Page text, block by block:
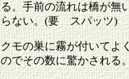
る。手前の流れは橋が無
らない。(要 スパッツ)
クモの巣に霧が付いてよ
のでその数に驚かされる